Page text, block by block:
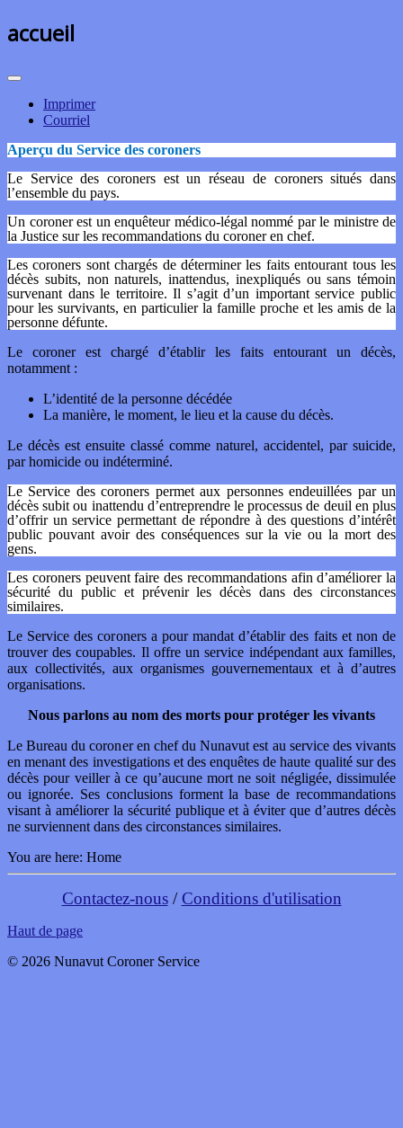
accueil
Imprimer
Courriel
Aperçu du Service des coroners
Le Service des coroners est un réseau de coroners situés dans
l’ensemble du pays.
Un coroner est un enquêteur médico-légal nommé par le ministre de
la Justice sur les recommandations du coroner en chef.
Les coroners sont chargés de déterminer les faits entourant tous les
décès subits, non naturels, inattendus, inexpliqués ou sans témoin
survenant dans le territoire. Il s’agit d’un important service public
pour les survivants, en particulier la famille proche et les amis de la
personne défunte.
Le coroner est chargé d’établir les faits entourant un décès,
notamment :
L’identité de la personne décédée
La manière, le moment, le lieu et la cause du décès.
Le décès est ensuite classé comme naturel, accidentel, par suicide,
par homicide ou indéterminé.
Le Service des coroners permet aux personnes endeuillées par un
décès subit ou inattendu d’entreprendre le processus de deuil en plus
d’offrir un service permettant de répondre à des questions d’intérêt
public pouvant avoir des conséquences sur la vie ou la mort des
gens.
Les coroners peuvent faire des recommandations afin d’améliorer la
sécurité du public et prévenir les décès dans des circonstances
similaires.
Le Service des coroners a pour mandat d’établir des faits et non de
trouver des coupables. Il offre un service indépendant aux familles,
aux collectivités, aux organismes gouvernementaux et à d’autres
organisations.
Nous parlons au nom des morts pour protéger les vivants
Le Bureau du coroner en chef du Nunavut est au service des vivants
en menant des investigations et des enquêtes de haute qualité sur des
décès pour veiller à ce qu’aucune mort ne soit négligée, dissimulée
ou ignorée. Ses conclusions forment la base de recommandations
visant à améliorer la sécurité publique et à éviter que d’autres décès
ne surviennent dans des circonstances similaires.
You are here: Home
Contactez-nous/Conditions d'utilisation
Haut de page
© 2026 Nunavut Coroner Service